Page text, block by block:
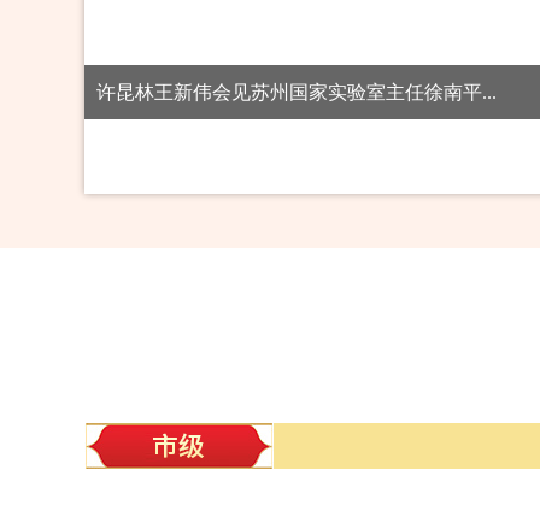
许昆林在本溪调研